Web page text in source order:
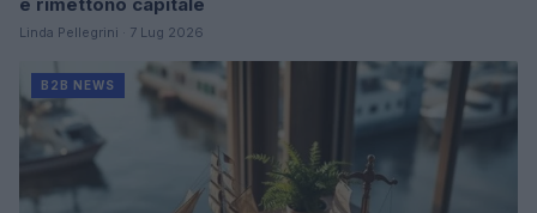
e rimettono capitale
Linda Pellegrini · 7 Lug 2026
B2B NEWS